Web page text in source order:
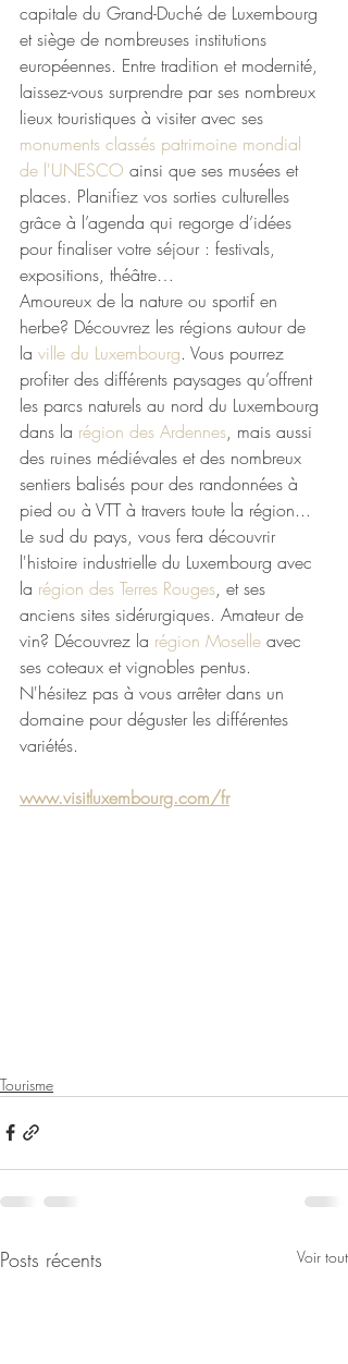
capitale du Grand-Duché de Luxembourg
et siège de nombreuses institutions
européennes. Entre tradition et modernité,
laissez-vous surprendre par ses nombreux
lieux touristiques à visiter avec ses
monuments classés patrimoine mondial
de l'UNESCO ainsi que ses musées et
places. Planifiez vos sorties culturelles
grâce à l’agenda qui regorge d’idées
pour finaliser votre séjour : festivals,
expositions, théâtre…
Amoureux de la nature ou sportif en
herbe? Découvrez les régions autour de
la ville du Luxembourg. Vous pourrez
profiter des différents paysages qu’offrent
les parcs naturels au nord du Luxembourg
dans la région des Ardennes, mais aussi
des ruines médiévales et des nombreux
sentiers balisés pour des randonnées à
pied ou à VTT à travers toute la région...
Le sud du pays, vous fera découvrir
l'histoire industrielle du Luxembourg avec
la région des Terres Rouges, et ses
anciens sites sidérurgiques. Amateur de
vin? Découvrez la région Moselle avec
ses coteaux et vignobles pentus.
N'hésitez pas à vous arrêter dans un
domaine pour déguster les différentes
variétés.
www.visitluxembourg.com/fr
Tourisme
Posts récents Voir tout